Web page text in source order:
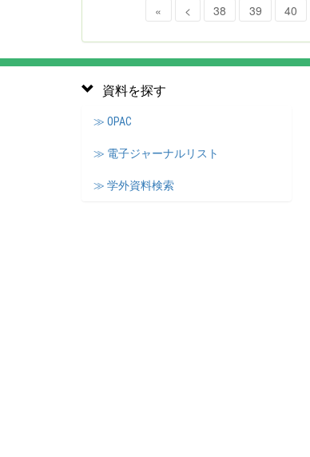
« < 38 39 40
資料を探す
≫ OPAC
≫ 電子ジャーナルリスト
≫ 学外資料検索